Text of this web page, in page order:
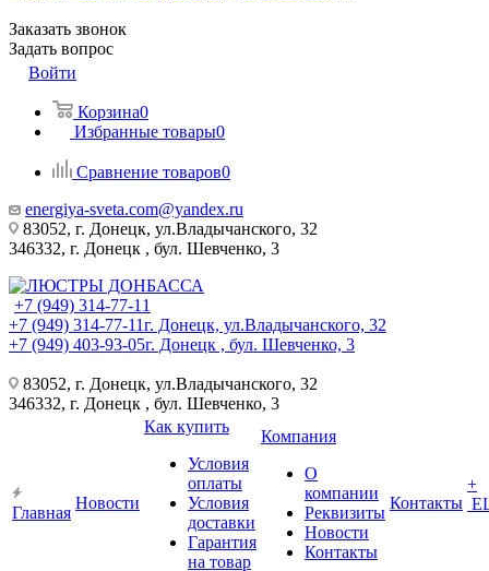
Заказать звонок
Задать вопрос
Войти
Корзина0
Избранные товары0
Сравнение товаров0
energiya-sveta.com@yandex.ru
83052, г. Донецк, ул.Владычанского, 32
346332, г. Донецк , бул. Шевченко, 3
+7 (949) 314-77-11
+7 (949) 314-77-11г. Донецк, ул.Владычанского, 32
+7 (949) 403-93-05г. Донецк , бул. Шевченко, 3
83052, г. Донецк, ул.Владычанского, 32
346332, г. Донецк , бул. Шевченко, 3
Главная
Новости
Как купить
Условия
оплаты
Условия
доставки
Гарантия
на товар
Компания
О
компании
Реквизиты
Новости
Контакты
Контакты
+